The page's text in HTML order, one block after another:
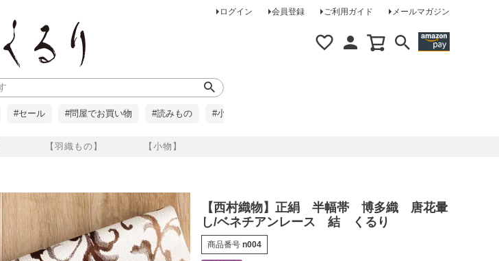
ログイン 会員登録 ご利用ガイド メールマガジン
【羽織もの】 【小物】
#セール #問屋でお買い物 #読みもの #小柄な方に
【西村織物】正絹 半幅帯 博多織 唐花暈
し/ベネチアンレース 結 くるり
商品番号 n004